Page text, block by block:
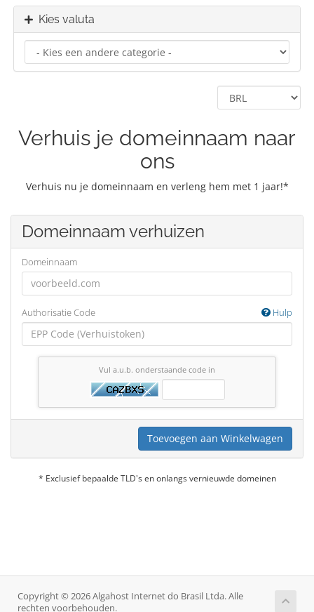
Kies valuta
Verhuis je domeinnaam naar
ons
Verhuis nu je domeinnaam en verleng hem met 1 jaar!*
Domeinnaam verhuizen
Domeinnaam
Authorisatie Code Hulp
Vul a.u.b. onderstaande code in
Toevoegen aan Winkelwagen
* Exclusief bepaalde TLD's en onlangs vernieuwde domeinen
Copyright © 2026 Algahost Internet do Brasil Ltda. Alle
rechten voorbehouden.